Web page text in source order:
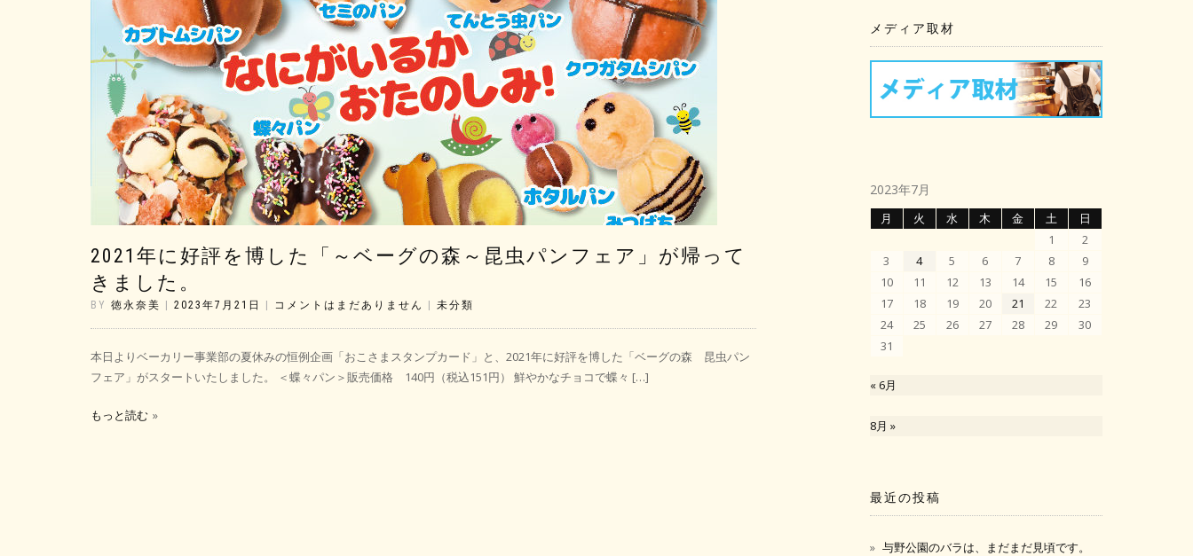
2021年に好評を博した「～ベーグの森～昆虫パンフェア」が帰って
きました。
BY 徳永奈美 2023年7月21日 コメントはまだありません 未分類
本日よりベーカリー事業部の夏休みの恒例企画「おこさまスタンプカード」と、2021年に好評を博した「ベーグの森 昆虫パン
フェア」がスタートいたしました。 ＜蝶々パン＞販売価格 140円（税込151円） 鮮やかなチョコで蝶々 […]
もっと読む
メディア取材
2023年7月
月 火 水 木 金 土
日
1
2
3
4 5 6 7 8
9
10
11 12 13 14 15
16
17
18 19 20 21 22
23
24
25 26 27 28 29
30
31
« 6月
8月 »
最近の投稿
与野公園のバラは、まだまだ見頃です。